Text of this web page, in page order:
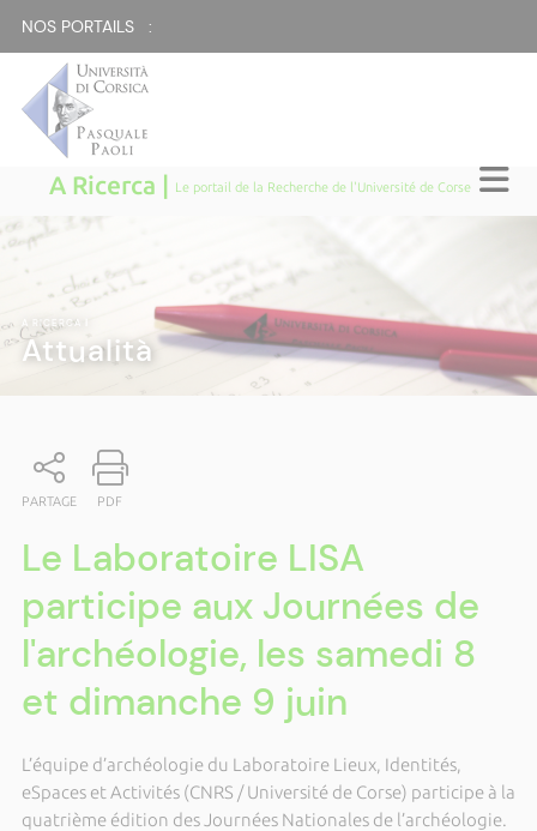
NOS PORTAILS :
A Ricerca | Le portail de la Recherche de l'Université de Corse
A RICERCA
Attualità
PARTAGE PDF
Le Laboratoire LISA
participe aux Journées de
l'archéologie, les samedi 8
et dimanche 9 juin
L’équipe d’archéologie du Laboratoire Lieux, Identités,
eSpaces et Activités (CNRS / Université de Corse) participe à la
quatrième édition des Journées Nationales de l’archéologie.